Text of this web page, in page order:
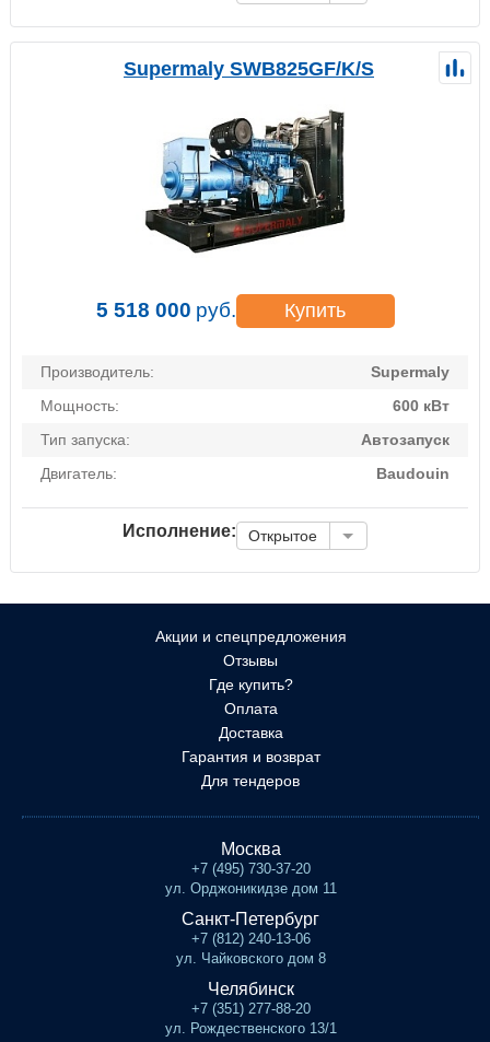
Supermaly SWB825GF/K/S
5 518 000 руб. Купить
Производитель:
Supermaly
Мощность:
600 кВт
Тип запуска:
Автозапуск
Двигатель:
Baudouin
Исполнение: Открытое
Акции и спецпредложения
Отзывы
Где купить?
Оплата
Доставка
Гарантия и возврат
Для тендеров
Москва
+7 (495) 730-37-20
ул. Орджоникидзе дом 11
Санкт-Петербург
+7 (812) 240-13-06
ул. Чайковского дом 8
Челябинск
+7 (351) 277-88-20
ул. Рождественского 13/1